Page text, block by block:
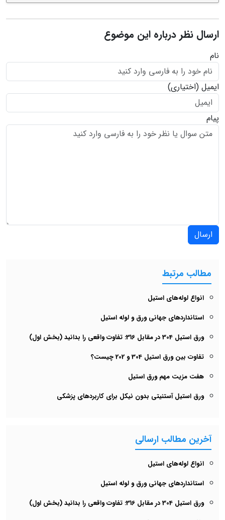
ارسال نظر درباره این موضوع
نام
ایمیل (اختیاری)
پیام
ارسال
مطالب مرتبط
انواع لوله‌های استیل
استانداردهای جهانی ورق و لوله استیل
ورق استیل 304 در مقابل 316: تفاوت واقعی را بدانید (بخش اول)
تفاوت بین ورق استیل 304 و 202 چیست؟
هفت مزیت مهم ورق استیل
ورق استیل آستنیتی بدون نیکل برای کاربردهای پزشکی
آخرین مطالب ارسالی
انواع لوله‌های استیل
استانداردهای جهانی ورق و لوله استیل
ورق استیل 304 در مقابل 316: تفاوت واقعی را بدانید (بخش اول)